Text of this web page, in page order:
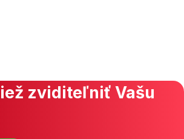
zviditeľniť Vašu